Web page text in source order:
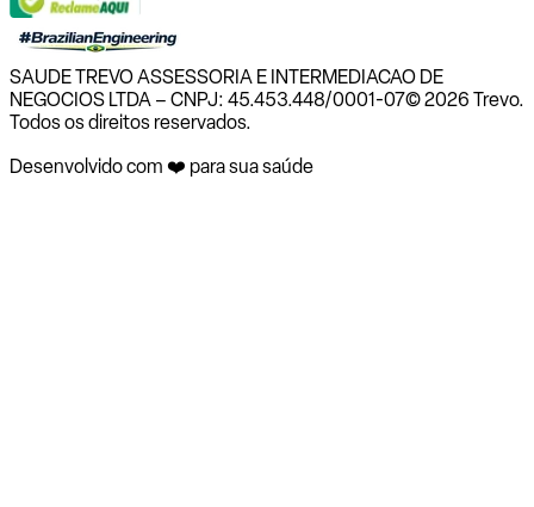
SAUDE TREVO ASSESSORIA E INTERMEDIACAO DE
NEGOCIOS LTDA – CNPJ: 45.453.448/0001-07© 2026 Trevo.
Todos os direitos reservados.
Desenvolvido com ❤️ para sua saúde